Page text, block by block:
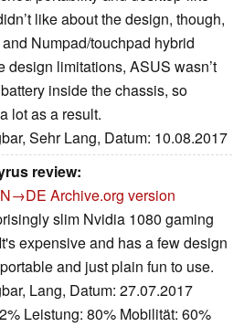
like about the design, though,
Numpad/touchpad hybrid
design limitations, ASUS wasn’t
inside the chassis, so
lot as a result.
Sehr Lang, Datum: 10.08.2017
review:
Archive.org version
slim Nvidia 1080 gaming
expensive and has a few design
and just plain fun to use.
Lang, Datum: 27.07.2017
Leistung: 80% Mobilität: 60%